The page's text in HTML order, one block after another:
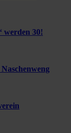
werden 30!